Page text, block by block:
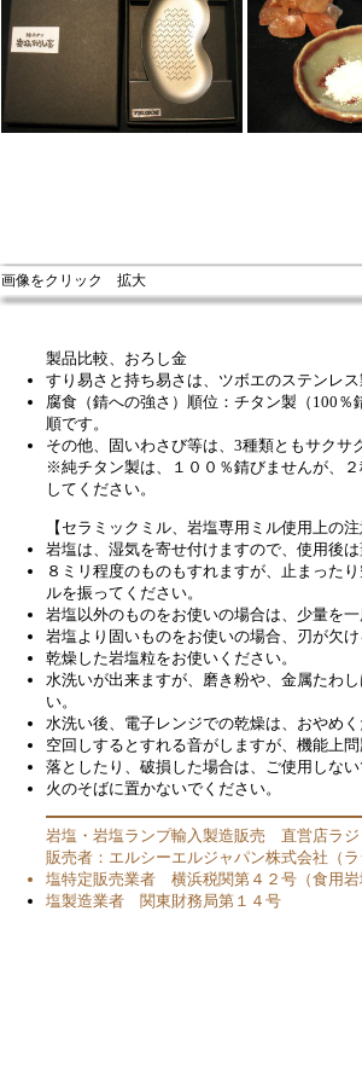
画像をクリック 拡大
製品比較、おろし金
すり易さと持ち易さは、ツボエのステンレス
腐食（錆への強さ）順位：チタン製（100
順です。
その他、固いわさび等は、3種類ともサクサ
※純チタン製は、１００％錆びませんが、
してください。
【セラミックミル、岩塩専用ミル使用上の注
岩塩は、湿気を寄せ付けますので、使用後
８ミリ程度のものもすれますが、止まった
ルを振ってください。
岩塩以外のものをお使いの場合は、少量を
岩塩より固いものをお使いの場合、刃が欠
乾燥した岩塩粒をお使いください。
水洗いが出来ますが、磨き粉や、金属たわ
い。
水洗い後、電子レンジでの乾燥は、おやめく
空回しするとすれる音がしますが、機能上問
落としたり、破損した場合は、ご使用しない
火のそばに置かないでください。
岩塩・岩塩ランプ輸入製造販売 直営店ラジ
販売者：エルシーエルジャパン株式会社（ラ
塩特定販売業者 横浜税関第４２号（食用岩
塩製造業者 関東財務局第１４号